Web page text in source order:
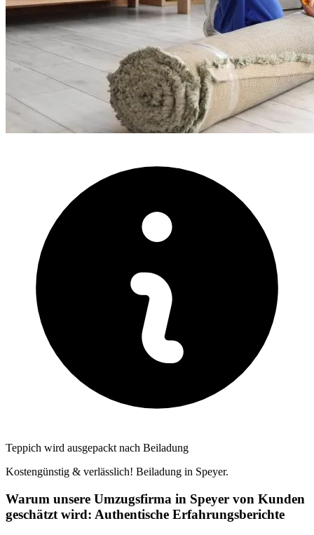
Teppich wird ausgepackt nach Beiladung
Kostengünstig & verlässlich! Beiladung in Speyer.
Warum unsere Umzugsfirma in Speyer von Kunden
geschätzt wird: Authentische Erfahrungsberichte